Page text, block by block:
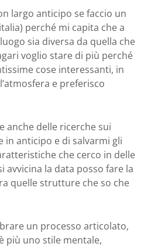
largo anticipo se faccio un
perché mi capita che a
sia diversa da quella che
voglio stare di più perché
cose interessanti, in
e preferisco
anche delle ricerche sui
anticipo e di salvarmi gli
che cerco in delle
avvicina la data posso fare la
quelle strutture che so che
un processo articolato,
più uno stile mentale,